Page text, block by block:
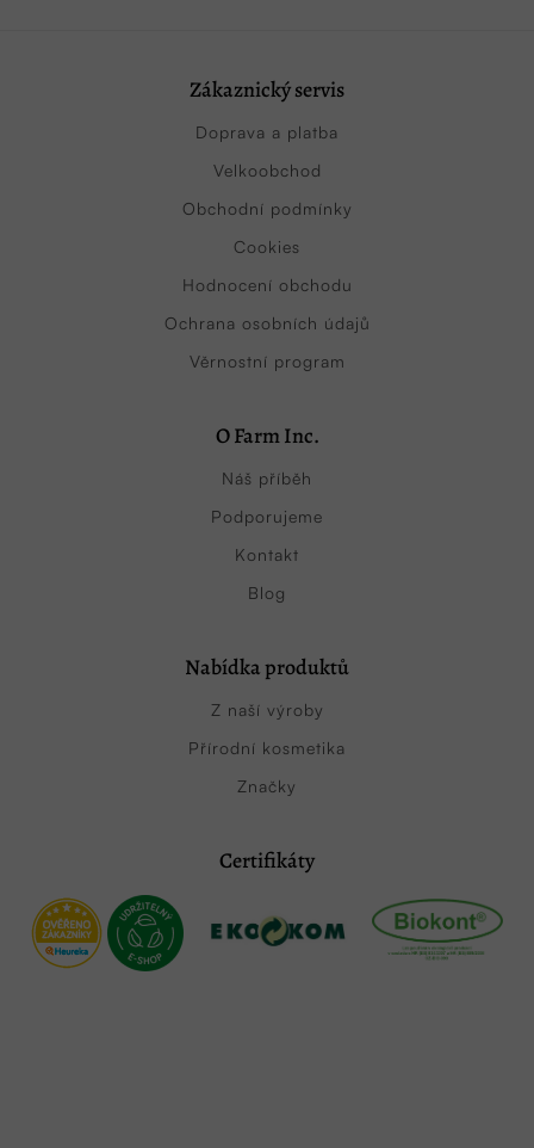
Zákaznický servis
Doprava a platba
Velkoobchod
Obchodní podmínky
Cookies
Hodnocení obchodu
Ochrana osobních údajů
Věrnostní program
O Farm Inc.
Náš příběh
Podporujeme
Kontakt
Blog
Nabídka produktů
Z naší výroby
Přírodní kosmetika
Značky
Certifikáty